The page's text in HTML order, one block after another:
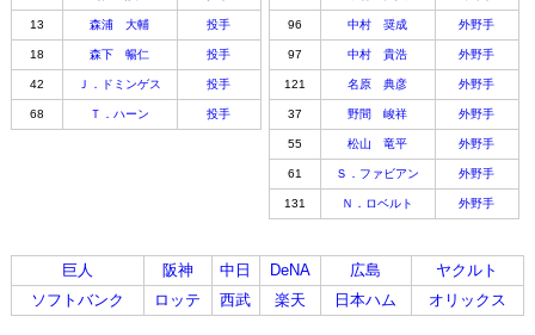
13 森浦 大輔 投手
18 森下 暢仁 投手
42 Ｊ．ドミンゲス 投手
68 Ｔ．ハーン 投手
96 中村 奨成 外野手
97 中村 貴浩 外野手
121 名原 典彦 外野手
37 野間 峻祥 外野手
55 松山 竜平 外野手
61 Ｓ．ファビアン 外野手
131 Ｎ．ロベルト 外野手
巨人 阪神 中日 DeNA 広島
ヤクルト
ソフトバンク
ロッテ 西武 楽天 日本ハム オリックス